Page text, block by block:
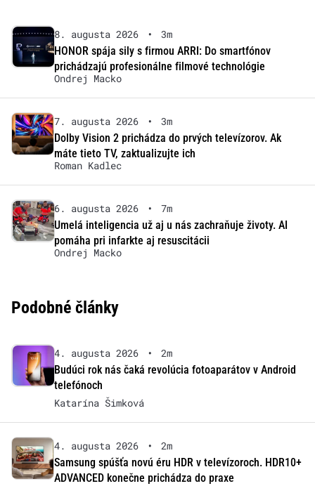
8. augusta 2026 •
3m
HONOR spája sily s firmou ARRI: Do smartfónov
prichádzajú profesionálne filmové technológie
Ondrej Macko
7. augusta 2026 •
3m
Dolby Vision 2 prichádza do prvých televízorov. Ak
máte tieto TV, zaktualizujte ich
Roman Kadlec
6. augusta 2026 •
7m
Umelá inteligencia už aj u nás zachraňuje životy. AI
pomáha pri infarkte aj resuscitácii
Ondrej Macko
Podobné články
4. augusta 2026 •
2m
Budúci rok nás čaká revolúcia fotoaparátov v Android
telefónoch
Katarína Šimková
4. augusta 2026 •
2m
Samsung spúšťa novú éru HDR v televízoroch. HDR10+
ADVANCED konečne prichádza do praxe